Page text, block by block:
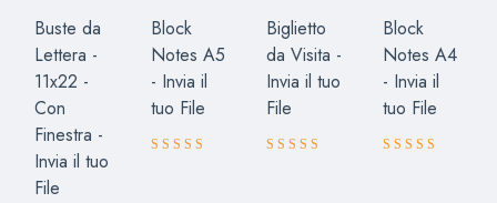
Buste da
Lettera -
11x22 -
Con
Finestra -
Invia il tuo
File
Block
Notes A5
- Invia il
tuo File
Biglietto
da Visita -
Invia il tuo
File
Block
Notes A4
- Invia il
tuo File